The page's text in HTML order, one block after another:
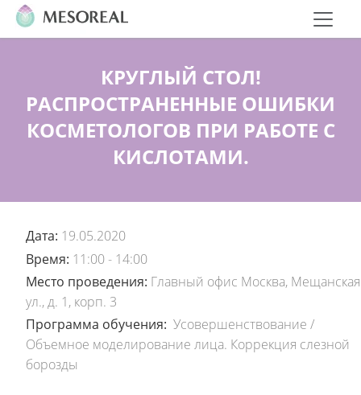
КРУГЛЫЙ СТОЛ!
РАСПРОСТРАНЕННЫЕ ОШИБКИ
КОСМЕТОЛОГОВ ПРИ РАБОТЕ С
КИСЛОТАМИ.
Дата: 19.05.2020
Время: 11:00 - 14:00
Место проведения: Главный офис Москва, Мещанская
ул., д. 1, корп. 3
Программа обучения: Усовершенствование /
Объемное моделирование лица. Коррекция слезной
борозды